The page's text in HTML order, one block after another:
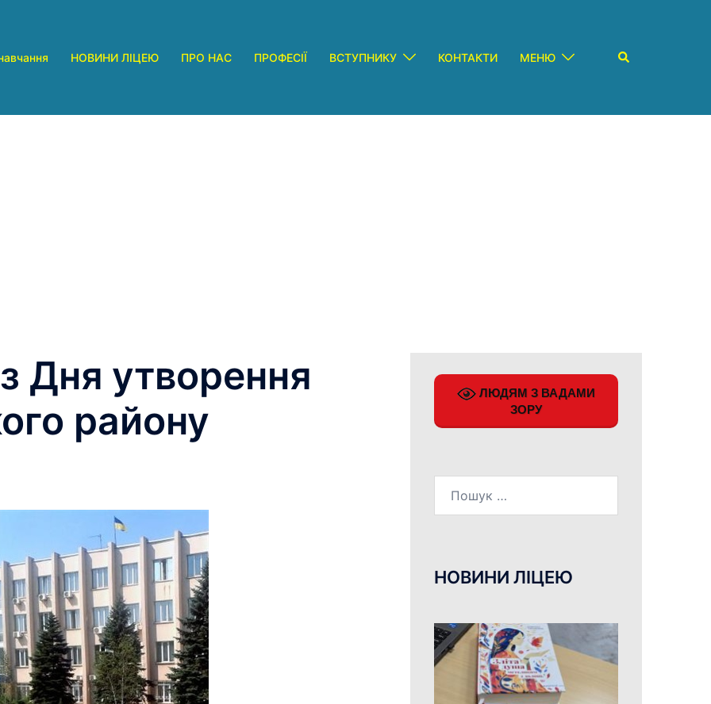
НОВИНИ ЛІЦЕЮ ПРО НАС ПРОФЕСІЇ ВСТУПНИКУ КОНТАКТИ МЕНЮ Пошук
Дня утворення
району
ЛЮДЯМ З ВАДАМИ
ЗОРУ
НОВИНИ ЛІЦЕЮ